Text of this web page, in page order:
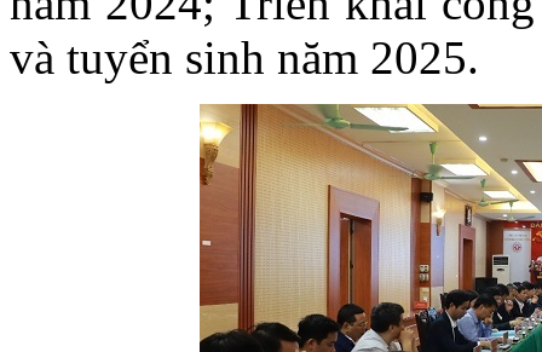
và tuyển sinh năm 2025.